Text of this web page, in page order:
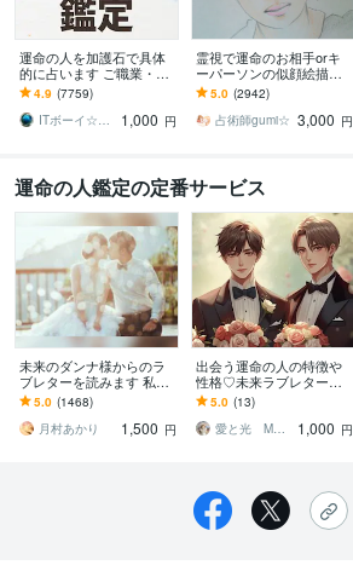
運命の人を加護石で具体
的に占います ご職業・場
所・時期等の7項目を大ボ
リューム即日でお届け☆
4.9 (7759)
ITボーイ☆加護石・イラスト占い師
1,000 円
霊視で運命のお相手orキ
ーパーソンの似顔絵描き
ます 未来に出逢う恋のお
相手か重要人物の顔を視
えたまま！縁結び！
5.0 (2942)
占術師gumi☆ 3,000 円
運命の人鑑定の定番サービス
未来のダンナ様からのラ
ブレターを読みます 私は
どんな人と結婚するの？
彼と結婚したらどんな結
婚生活に？
5.0 (1468)
月村あかり
1,500 円
出会う運命の人の特徴や
性格♡未来ラブレター届
けます 素敵な出会い＆ソ
ウルメイト結婚相手引き
寄せ方法とアドバイス♡
5.0 (13)
愛と光 MARISA ☆ ライトワーカー
1,000 円